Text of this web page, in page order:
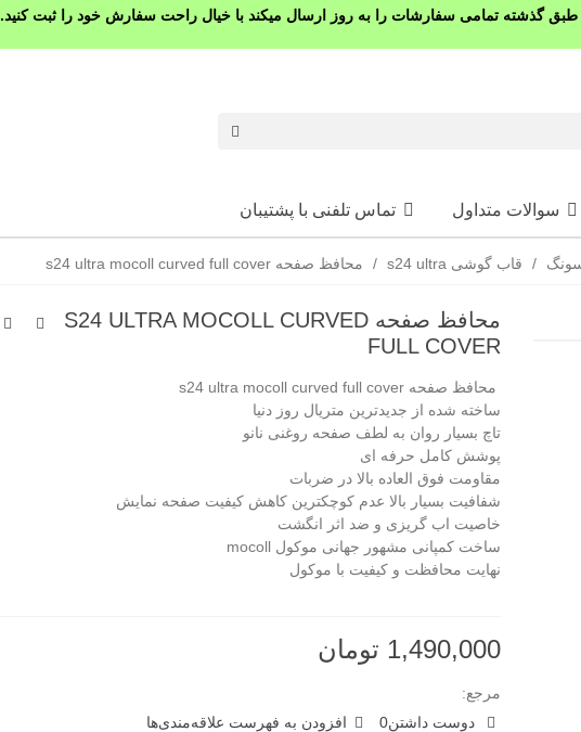
گذشته تمامی سفارشات را به روز ارسال میکند با خیال راحت سفارش خود را ثبت کنید.
سوالات متداول تماس تلفنی با پشتیبان
/ قاب گوشی s24 ultra / محافظ صفحه s24 ultra mocoll curved full cover
محافظ صفحه S24 ULTRA MOCOLL CURVED
FULL COVER
محافظ صفحه s24 ultra mocoll curved full cover
ساخته شده از جدیدترین متریال روز دنیا
تاچ بسیار روان به لطف صفحه روغنی نانو
پوشش کامل حرفه ای
مقاومت فوق العاده بالا در ضربات
شفافیت بسیار بالا عدم کوچکترین کاهش کیفیت صفحه نمایش
خاصیت اب گریزی و ضد اثر انگشت
ساخت کمپانی مشهور جهانی موکول mocoll
نهایت محافظت و کیفیت با موکول
1,490,000 تومان
مرجع:
دوست داشتن0 افزودن به فهرست علاقه‌مندی‌ها